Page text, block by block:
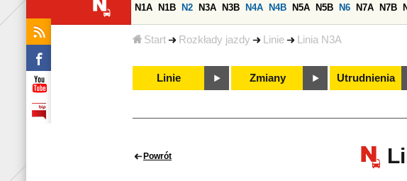
Start Rozkłady jazdy Linie Linia N3A
N1A N1B N2 N3A N3B N4A N4B N5A N5B N6 N7A N7B
Linie Zmiany Utrudnienia
Powrót